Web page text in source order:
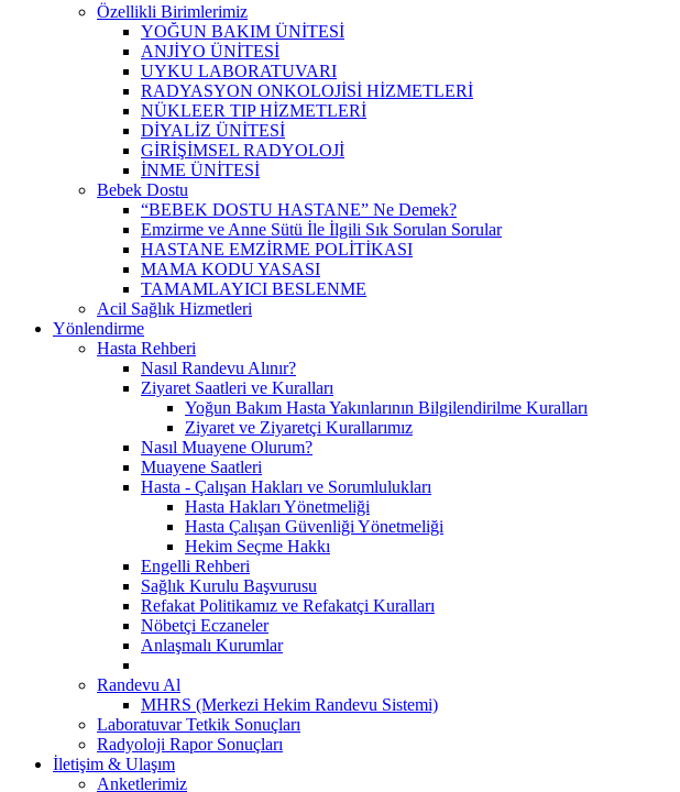
Özellikli Birimlerimiz
YOĞUN BAKIM ÜNİTESİ
ANJİYO ÜNİTESİ
UYKU LABORATUVARI
RADYASYON ONKOLOJİSİ HİZMETLERİ
NÜKLEER TIP HİZMETLERİ
DİYALİZ ÜNİTESİ
GİRİŞİMSEL RADYOLOJİ
İNME ÜNİTESİ
Bebek Dostu
“BEBEK DOSTU HASTANE” Ne Demek?
Emzirme ve Anne Sütü İle İlgili Sık Sorulan Sorular
HASTANE EMZİRME POLİTİKASI
MAMA KODU YASASI
TAMAMLAYICI BESLENME
Acil Sağlık Hizmetleri
Yönlendirme
Hasta Rehberi
Nasıl Randevu Alınır?
Ziyaret Saatleri ve Kuralları
Yoğun Bakım Hasta Yakınlarının Bilgilendirilme Kuralları
Ziyaret ve Ziyaretçi Kurallarımız
Nasıl Muayene Olurum?
Muayene Saatleri
Hasta - Çalışan Hakları ve Sorumlulukları
Hasta Hakları Yönetmeliği
Hasta Çalışan Güvenliği Yönetmeliği
Hekim Seçme Hakkı
Engelli Rehberi
Sağlık Kurulu Başvurusu
Refakat Politikamız ve Refakatçi Kuralları
Nöbetçi Eczaneler
Anlaşmalı Kurumlar
Randevu Al
MHRS (Merkezi Hekim Randevu Sistemi)
Laboratuvar Tetkik Sonuçları
Radyoloji Rapor Sonuçları
İletişim & Ulaşım
Anketlerimiz